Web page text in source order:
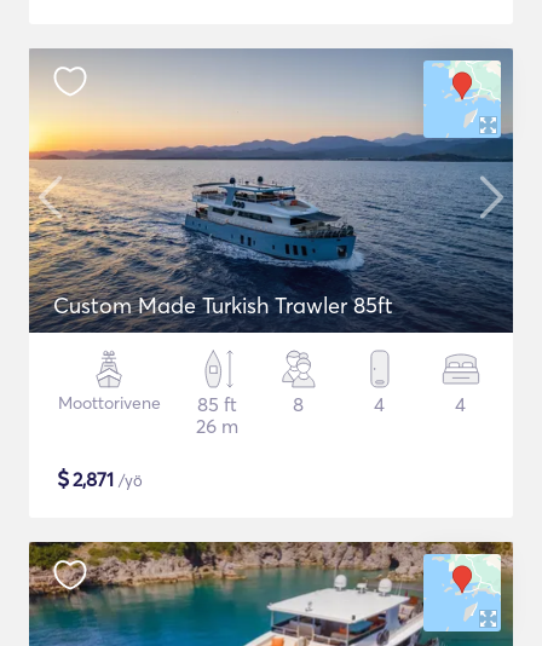
Custom Made Turkish Trawler 85ft
Moottorivene
85 ft
26 m
8 4 4
$2,871 /yö